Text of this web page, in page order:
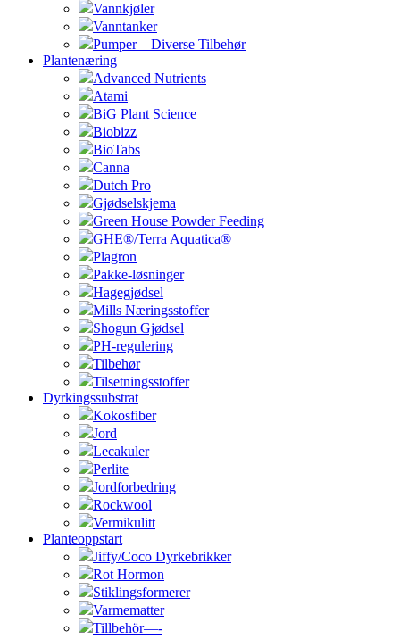
Vannkjøler
Vanntanker
Pumper – Diverse Tilbehør
Plantenæring
Advanced Nutrients
Atami
BiG Plant Science
Biobizz
BioTabs
Canna
Dutch Pro
Gjødselskjema
Green House Powder Feeding
GHE®/Terra Aquatica®
Plagron
Pakke-løsninger
Hagegjødsel
Mills Næringsstoffer
Shogun Gjødsel
PH-regulering
Tilbehør
Tilsetningsstoffer
Dyrkingssubstrat
Kokosfiber
Jord
Lecakuler
Perlite
Jordforbedring
Rockwool
Vermikulitt
Planteoppstart
Jiffy/Coco Dyrkebrikker
Rot Hormon
Stiklingsformerer
Varmematter
Tillbehör—-